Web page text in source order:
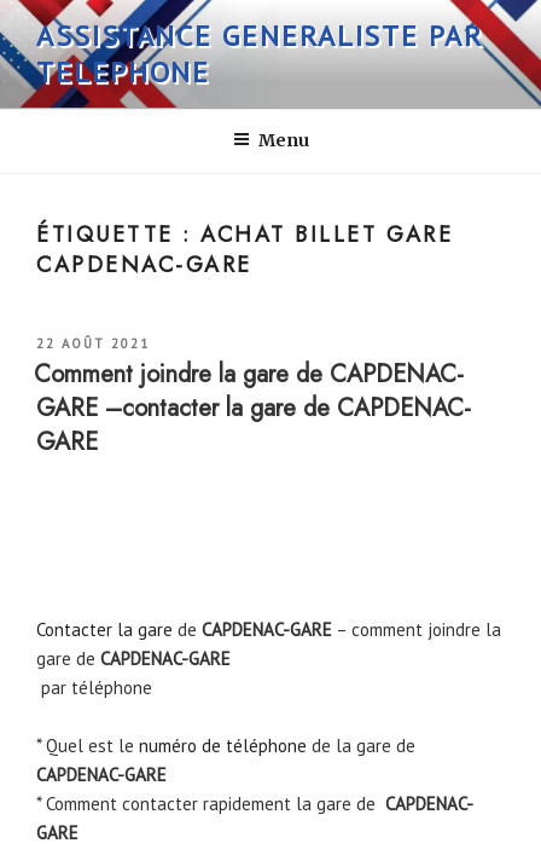
Aller
au
contenu
principal
ASSISTANCE GENERALISTE PAR
TELEPHONE
Menu
ÉTIQUETTE :ACHAT BILLET GARE
CAPDENAC-GARE
PUBLIÉ
LE
22 AOÛT 2021
Comment joindre la gare de CAPDENAC-
GARE –contacter la gare de CAPDENAC-
GARE
Contacter la gare de CAPDENAC-GARE – comment joindre la
gare de CAPDENAC-GARE
par téléphone
* Quel est le numéro de téléphone de la gare de
CAPDENAC-GARE
* Comment contacter rapidement la gare de CAPDENAC-
GARE